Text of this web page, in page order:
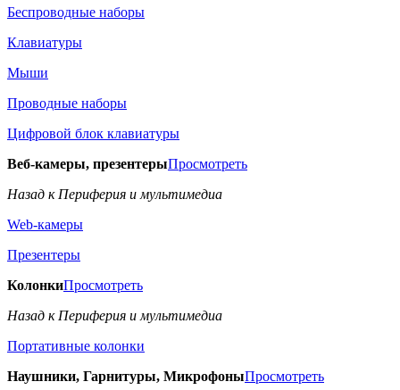
Беспроводные наборы
Клавиатуры
Мыши
Проводные наборы
Цифровой блок клавиатуры
Веб-камеры, презентерыПросмотреть
Назад к Периферия и мультимедиа
Web-камеры
Презентеры
КолонкиПросмотреть
Назад к Периферия и мультимедиа
Портативные колонки
Наушники, Гарнитуры, МикрофоныПросмотреть